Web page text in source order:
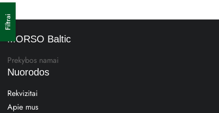
Filtrai
MORSO Baltic
Prekybos namai
Nuorodos
Rekvizitai
Apie mus